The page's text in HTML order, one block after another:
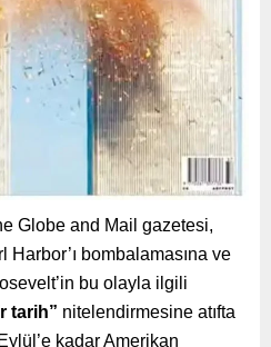
Globe and Mail gazetesi,
Harbor’ı bombalamasına ve
bu olayla ilgili
tarih” nitelendirmesine atıfta
kadar Amerikan